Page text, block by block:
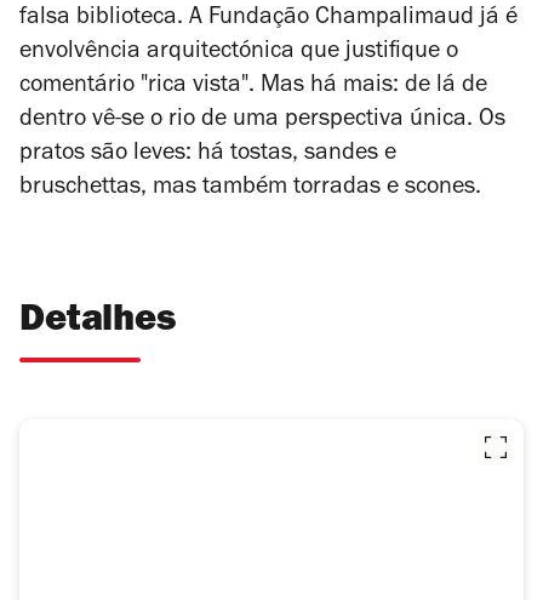
falsa biblioteca. A Fundação Champalimaud já é
envolvência arquitectónica que justifique o
comentário "rica vista". Mas há mais: de lá de
dentro vê-se o rio de uma perspectiva única. Os
pratos são leves: há tostas, sandes e
bruschettas, mas também torradas e scones.
Detalhes